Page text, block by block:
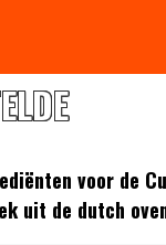
voor de
uit de dutch